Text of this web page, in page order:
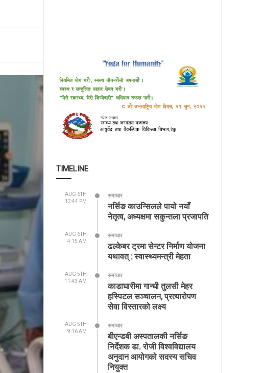
TIMELINE
AUG 6TH
12:44 PM
समाचार
नर्सिङ काउन्सिलले पायो नयाँ
नेतृत्व, अध्यक्षमा सकुन्तला प्रजापति
AUG 6TH
4:15 AM
समाचार
ढल्केबर ट्रमा सेन्टर निर्माण योजना
यथावत् : स्वास्थ्यमन्त्री मेहता
AUG 5TH
11:43 AM
समाचार
काडाघारीमा गान्धी तुलसी मेहर
हस्पिटल सञ्चालन, प्रत्यारोपण
सेवा विस्तारको लक्ष्य
AUG 5TH
9:16 AM
समाचार
बीएन्डबी अस्पतालकी नर्सिङ
निर्देशक डा. रोजी विश्वविद्यालय
अनुदान आयोगको सदस्य सचिव
नियुक्त